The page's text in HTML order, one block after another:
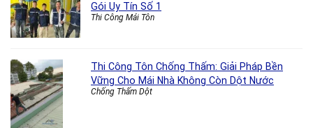
Gói Uy Tín Số 1
Thi Công Mái Tôn
Thi Công Tôn Chống Thấm: Giải Pháp Bền
Vững Cho Mái Nhà Không Còn Dột Nước
Chống Thấm Dột